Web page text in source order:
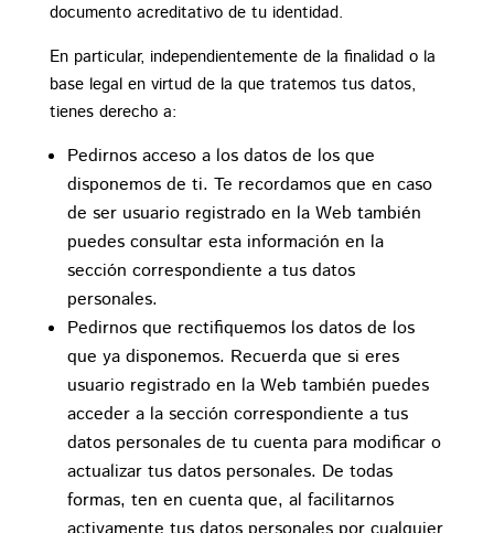
documento acreditativo de tu identidad.
En particular, independientemente de la finalidad o la
base legal en virtud de la que tratemos tus datos,
tienes derecho a:
Pedirnos acceso a los datos de los que
disponemos de ti. Te recordamos que en caso
de ser usuario registrado en la Web también
puedes consultar esta información en la
sección correspondiente a tus datos
personales.
Pedirnos que rectifiquemos los datos de los
que ya disponemos. Recuerda que si eres
usuario registrado en la Web también puedes
acceder a la sección correspondiente a tus
datos personales de tu cuenta para modificar o
actualizar tus datos personales. De todas
formas, ten en cuenta que, al facilitarnos